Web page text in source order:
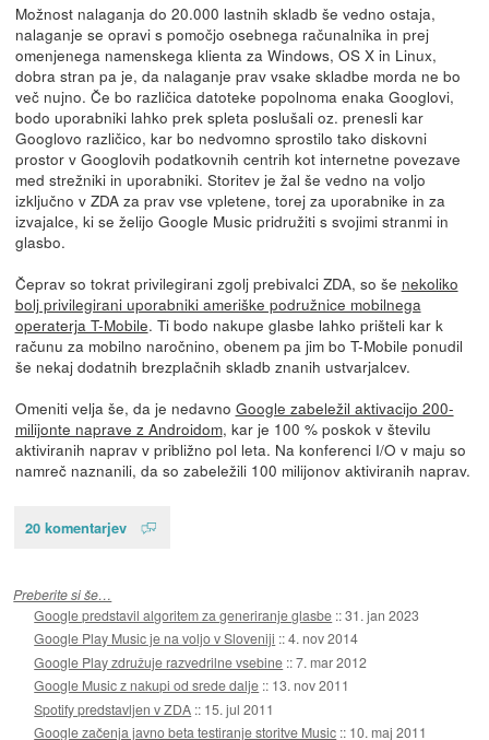
Možnost nalaganja do 20.000 lastnih skladb še vedno ostaja,
nalaganje se opravi s pomočjo osebnega računalnika in prej
omenjenega namenskega klienta za Windows, OS X in Linux,
dobra stran pa je, da nalaganje prav vsake skladbe morda ne bo
več nujno. Če bo različica datoteke popolnoma enaka Googlovi,
bodo uporabniki lahko prek spleta poslušali oz. prenesli kar
Googlovo različico, kar bo nedvomno sprostilo tako diskovni
prostor v Googlovih podatkovnih centrih kot internetne povezave
med strežniki in uporabniki. Storitev je žal še vedno na voljo
izključno v ZDA za prav vse vpletene, torej za uporabnike in za
izvajalce, ki se želijo Google Music pridružiti s svojimi stranmi in
glasbo.
Čeprav so tokrat privilegirani zgolj prebivalci ZDA, so še nekoliko
bolj privilegirani uporabniki ameriške podružnice mobilnega
operaterja T-Mobile. Ti bodo nakupe glasbe lahko prišteli kar k
računu za mobilno naročnino, obenem pa jim bo T-Mobile ponudil
še nekaj dodatnih brezplačnih skladb znanih ustvarjalcev.
Omeniti velja še, da je nedavno Google zabeležil aktivacijo 200-
milijonte naprave z Androidom, kar je 100 % poskok v številu
aktiviranih naprav v približno pol leta. Na konferenci I/O v maju so
namreč naznanili, da so zabeležili 100 milijonov aktiviranih naprav.
20 komentarjev
Preberite si še…
Google predstavil algoritem za generiranje glasbe ::31. jan 2023
Google Play Music je na voljo v Sloveniji ::4. nov 2014
Google Play združuje razvedrilne vsebine ::7. mar 2012
Google Music z nakupi od srede dalje :: 13. nov 2011
Spotify predstavljen v ZDA :: 15. jul 2011
Google začenja javno beta testiranje storitve Music :: 10. maj 2011